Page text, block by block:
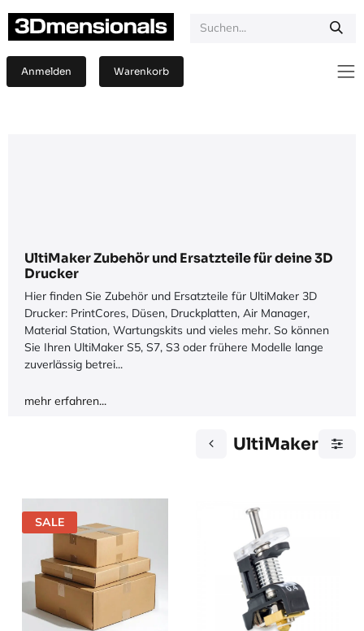
Anmelden Warenkorb
UltiMaker Zubehör und Ersatzteile für deine 3D
Drucker
Hier finden Sie Zubehör und Ersatzteile für UltiMaker 3D
Drucker: PrintCores, Düsen, Druckplatten, Air Manager,
Material Station, Wartungskits und vieles mehr. So können
Sie Ihren UltiMaker S5, S7, S3 oder frühere Modelle lange
zuverlässig betrei...
mehr erfahren...
UltiMaker
SALE